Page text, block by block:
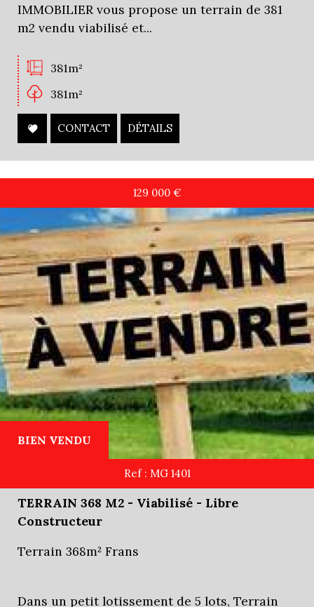
IMMOBILIER vous propose un terrain de 381
m2 vendu viabilisé et...
381m²
381m²
CONTACT DÉTAILS
BIEN VENDU
129 000 €
Ref : MG 1401
TERRAIN 368 M2 - Viabilisé - Libre
Constructeur
Terrain 368m² Frans
Dans un petit lotissement de 5 lots, Terrain